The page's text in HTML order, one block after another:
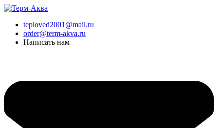
Перейти
содержимому
teploved2001@mail.ru
order@term-akva.ru
Написать нам